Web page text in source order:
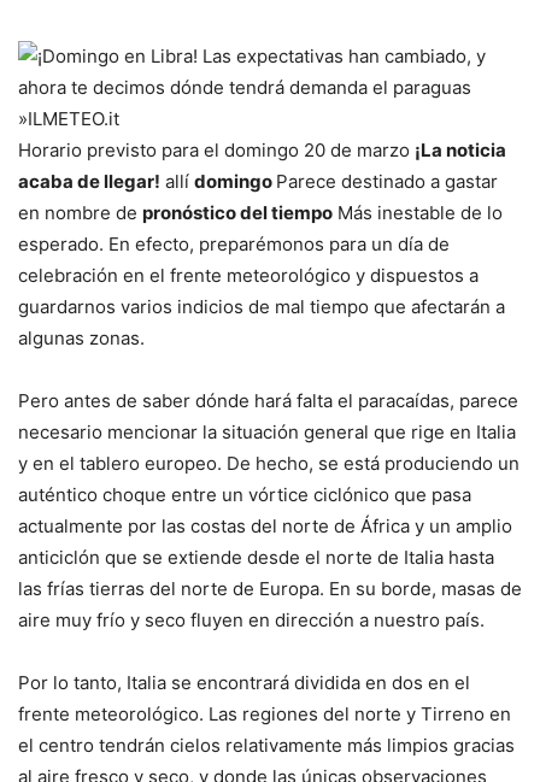
Horario previsto para el domingo 20 de marzo ¡La noticia
acaba de llegar! allí domingo Parece destinado a gastar
en nombre de pronóstico del tiempo Más inestable de lo
esperado. En efecto, preparémonos para un día de
celebración en el frente meteorológico y dispuestos a
guardarnos varios indicios de mal tiempo que afectarán a
algunas zonas.
Pero antes de saber dónde hará falta el paracaídas, parece
necesario mencionar la situación general que rige en Italia
y en el tablero europeo. De hecho, se está produciendo un
auténtico choque entre un vórtice ciclónico que pasa
actualmente por las costas del norte de África y un amplio
anticiclón que se extiende desde el norte de Italia hasta
las frías tierras del norte de Europa. En su borde, masas de
aire muy frío y seco fluyen en dirección a nuestro país.
Por lo tanto, Italia se encontrará dividida en dos en el
frente meteorológico. Las regiones del norte y Tirreno en
el centro tendrán cielos relativamente más limpios gracias
al aire fresco y seco, y donde las únicas observaciones